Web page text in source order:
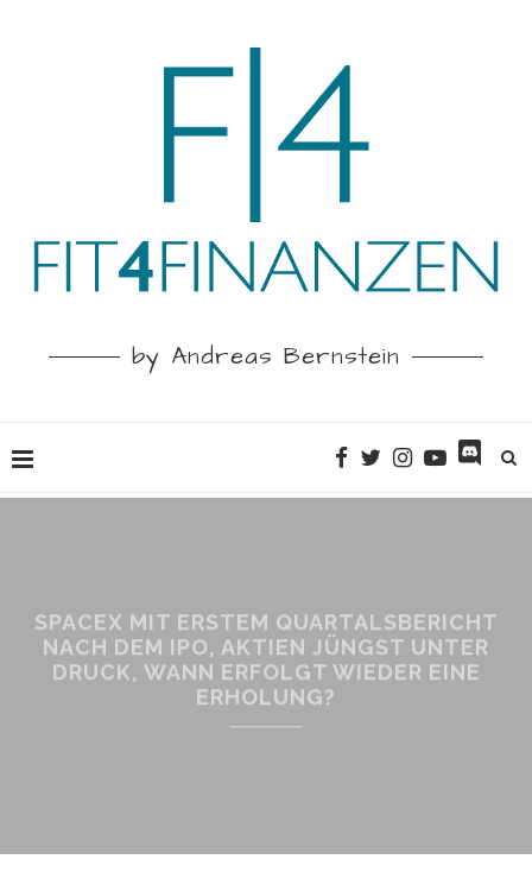
by Andreas Bernstein
NACH DEM IPO, AKTIEN JÜNGST UNTER
DRUCK, WANN ERFOLGT WIEDER EINE
ERHOLUNG?